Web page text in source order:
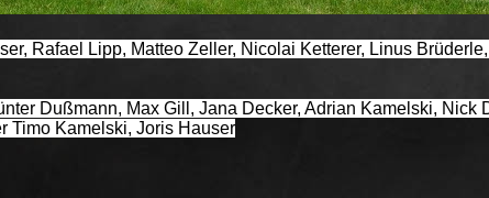
Rafael Lipp, Matteo Zeller, Nicolai Ketterer, Linus
Dußmann, Max Gill, Jana Decker, Adrian Kamelski, Nick
Timo Kamelski, Joris Hauser